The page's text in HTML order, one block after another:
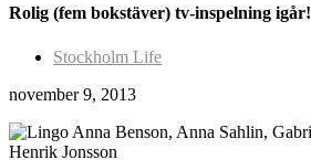
Rolig (fem bokstäver) tv-inspelning igår!
Stockholm Life
november 9, 2013